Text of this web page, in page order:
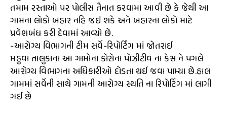
તમામ રસ્તાઓ પર પોલીસ તૈનાત કરવામા આવી છે કે જેથી આ
ગામના લોકો બહાર નહિ જઇ શકે અને બહારના લોકો માટે
પ્રવેશબંધ કરી દેવામાં આવ્યો છે.
-આરોગ્ય વિભાગની ટીમ સર્વે-રિપોર્ટિંગ માં જોતરાઈ
મહુવા તાલુકાના આ ગામોના કોરોના પોઝીટીવ ના કેસ ને પગલે
આરોગ્ય વિભાગના અધિકારીઓ દોડતા થઈ જવા પામ્યા છે.હાલ
ગામમાં સર્વેની સાથે ગામની આરોગ્ય સ્થતિ ના રિપોર્ટિંગ માં લાગી
ગઈ છે